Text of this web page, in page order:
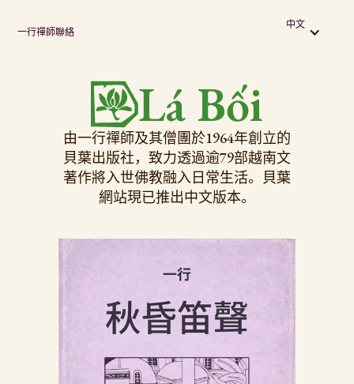
一行禪師聯絡
中文
Lá Bối
由一行禪師及其僧團於1964年創立的
貝葉出版社，致力透過逾79部越南文
著作將入世佛教融入日常生活。貝葉
網站現已推出中文版本。